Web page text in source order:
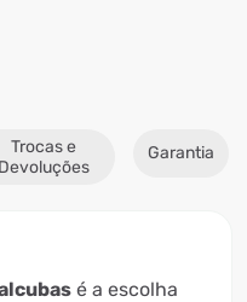
Trocas e
Devoluções
Garantia
é a escolha